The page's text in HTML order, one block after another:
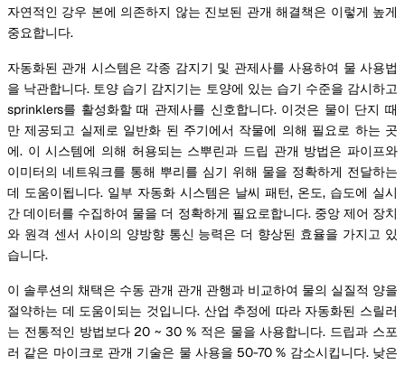
자연적인 강우 본에 의존하지 않는 진보된 관개 해결책은 이렇게 높게
중요합니다.
자동화된 관개 시스템은 각종 감지기 및 관제사를 사용하여 물 사용법
을 낙관합니다. 토양 습기 감지기는 토양에 있는 습기 수준을 감시하고
sprinklers를 활성화할 때 관제사를 신호합니다. 이것은 물이 단지 때
만 제공되고 실제로 일반화 된 주기에서 작물에 의해 필요로 하는 곳
에. 이 시스템에 의해 허용되는 스뿌린과 드립 관개 방법은 파이프와
이미터의 네트워크를 통해 뿌리를 심기 위해 물을 정확하게 전달하는
데 도움이됩니다. 일부 자동화 시스템은 날씨 패턴, 온도, 습도에 실시
간 데이터를 수집하여 물을 더 정확하게 필요로합니다. 중앙 제어 장치
와 원격 센서 사이의 양방향 통신 능력은 더 향상된 효율을 가지고 있
습니다.
이 솔루션의 채택은 수동 관개 관개 관행과 비교하여 물의 실질적 양을
절약하는 데 도움이되는 것입니다. 산업 추정에 따라 자동화된 스릴러
는 전통적인 방법보다 20 ~ 30 % 적은 물을 사용합니다. 드립과 스포
러 같은 마이크로 관개 기술은 물 사용을 50-70 % 감소시킵니다. 낮은